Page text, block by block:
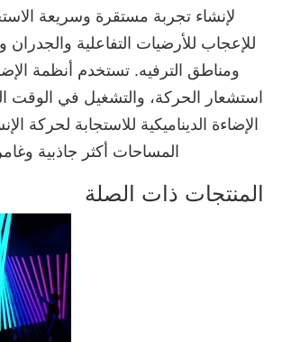
لإنشاء تجربة مستقرة وسريعة
للإعجاب للأرضيات التفاعلية والجدران
ومناطق الترفيه. تستخدم أنظمة
استشعار الحركة، والتشغيل في الوقت
الإضاءة الديناميكية للاستجابة لحركة
المساحات أكثر جاذبية
المنتجات ذات الصلة